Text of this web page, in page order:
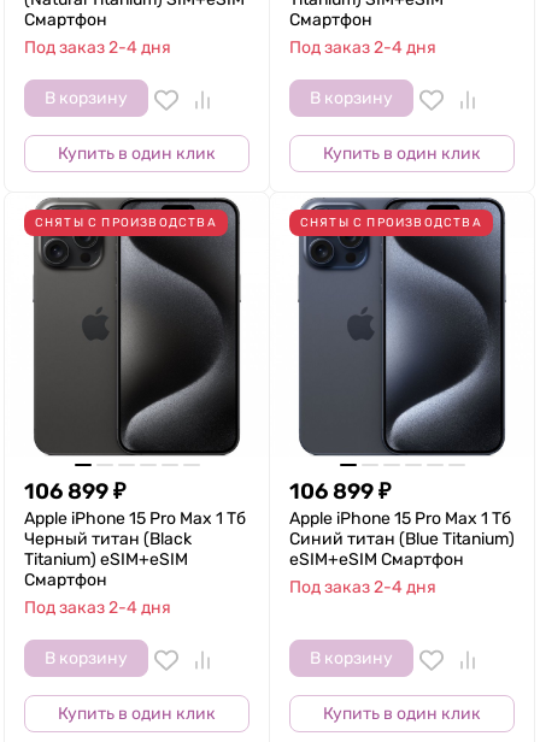
Смартфон
Под заказ 2-4 дня
В корзину
Купить в один клик
Смартфон
Под заказ 2-4 дня
В корзину
Купить в один клик
СНЯТЫ С ПРОИЗВОДСТВА
106 899₽
Apple iPhone 15 Pro Max 1 Тб
Черный титан (Black
Titanium) eSIM+eSIM
Смартфон
Под заказ 2-4 дня
В корзину
Купить в один клик
СНЯТЫ С ПРОИЗВОДСТВА
106 899₽
Apple iPhone 15 Pro Max 1 Тб
Синий титан (Blue Titanium)
eSIM+eSIM Смартфон
Под заказ 2-4 дня
В корзину
Купить в один клик